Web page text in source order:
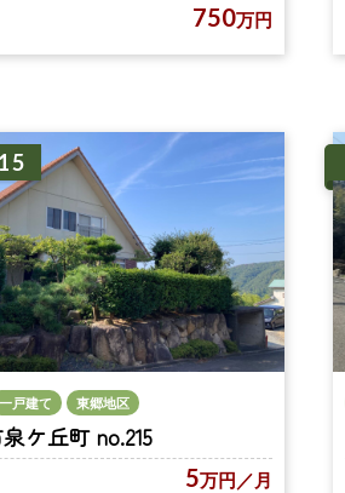
750万円
一戸建て 東郷地区
ケ丘町 no.215
5万円 ／月